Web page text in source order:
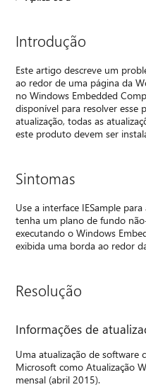
Introdução
Este artigo descreve um
ao redor de uma página da
no Windows Embedded
disponível para resolver esse
atualização, todas as
este produto devem ser
Sintomas
Use a interface IESample
tenha um plano de fundo
executando o Windows
exibida uma borda ao redor
Resolução
Informações de
Uma atualização de software
Microsoft como Atualização
mensal (abril 2015).